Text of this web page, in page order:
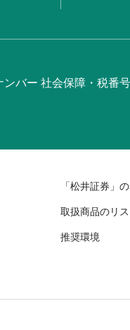
ンバー 社会保障・税番
「松井証券」
取扱商品のリ
推奨環境